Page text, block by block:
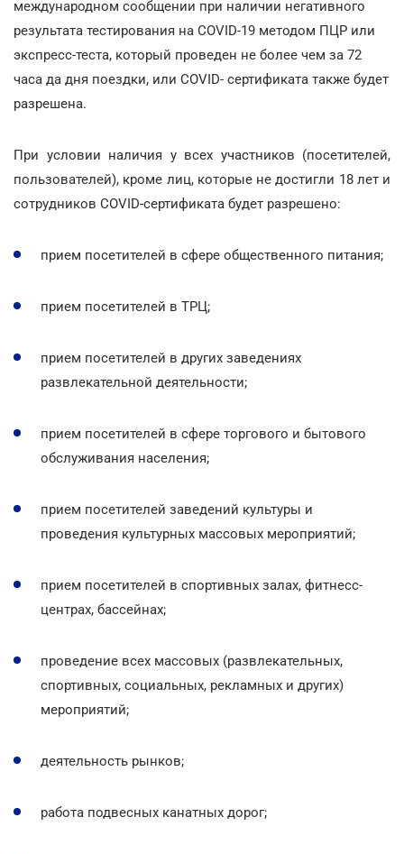
международном сообщении при наличии негативного
результата тестирования на COVID-19 методом ПЦР или
экспресс-теста, который проведен не более чем за 72
часа да дня поездки, или COVID- сертификата также будет
разрешена.
При условии наличия у всех участников (посетителей,
пользователей), кроме лиц, которые не достигли 18 лет и
сотрудников COVID-сертификата будет разрешено:
прием посетителей в сфере общественного питания;
прием посетителей в ТРЦ;
прием посетителей в других заведениях
развлекательной деятельности;
прием посетителей в сфере торгового и бытового
обслуживания населения;
прием посетителей заведений культуры и
проведения культурных массовых мероприятий;
прием посетителей в спортивных залах, фитнесс-
центрах, бассейнах;
проведение всех массовых (развлекательных,
спортивных, социальных, рекламных и других)
мероприятий;
деятельность рынков;
работа подвесных канатных дорог;